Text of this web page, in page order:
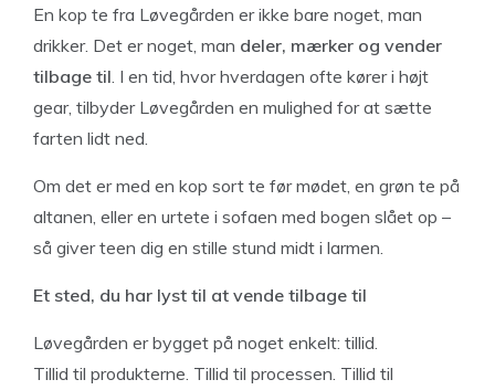
En kop te fra Løvegården er ikke bare noget, man
drikker. Det er noget, man deler, mærker og vender
tilbage til . I en tid, hvor hverdagen ofte kører i højt
gear, tilbyder Løvegården en mulighed for at sætte
farten lidt ned.
Om det er med en kop sort te før mødet, en grøn te på
altanen, eller en urtete i sofaen med bogen slået op –
så giver teen dig en stille stund midt i larmen.
Et sted, du har lyst til at vende tilbage til
Løvegården er bygget på noget enkelt: tillid.
Tillid til produkterne. Tillid til processen. Tillid til